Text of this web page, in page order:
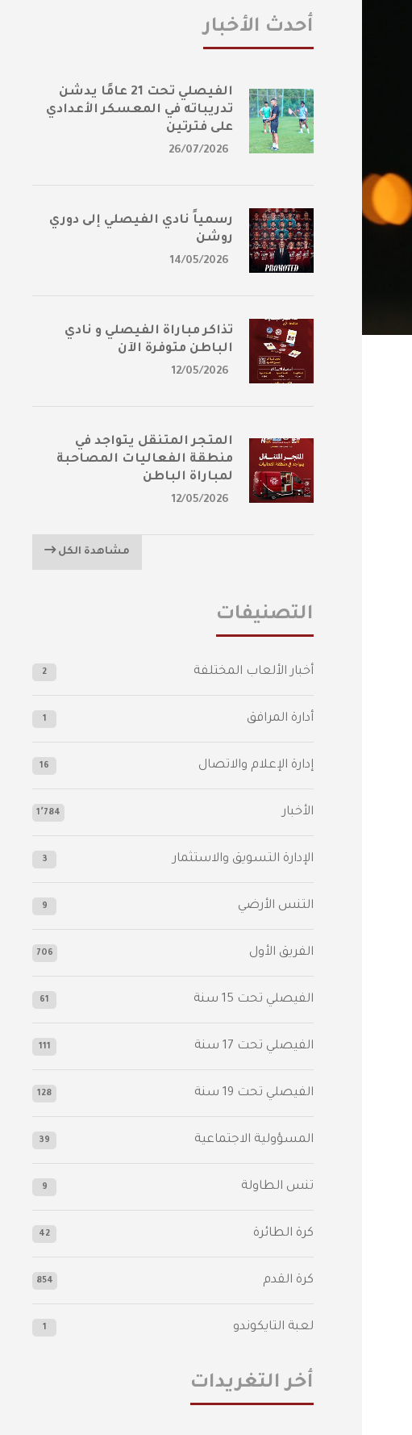
أحدث الأخبار
الفيصلي تحت 21 عامًا يدشن
تدريباته في المعسكر الأعدادي
على فترتين
26/07/2026
رسمياً نادي الفيصلي إلى دوري
روشن
14/05/2026
تذاكر مباراة الفيصلي و نادي
الباطن متوفرة الآن
12/05/2026
المتجر المتنقل يتواجد في
منطقة الفعاليات المصاحبة
لمباراة الباطن
12/05/2026
مشاهدة الكل
التصنيفات
أخبار الألعاب المختلفة 2
أدارة المرافق 1
إدارة الإعلام والاتصال 16
الأخبار 1٬784
الإدارة التسويق والاستثمار 3
التنس الأرضي 9
الفريق الأول 706
الفيصلي‬⁩ تحت 15 سنة 61
‫الفيصلي‬⁩ تحت 17 سنة 111
الفيصلي‬⁩ تحت 19 سنة 128
المسؤولية الاجتماعية 39
تنس الطاولة 9
كرة الطائرة 42
كرة القدم 854
لعبة التايكوندو 1
أخر التغريدات